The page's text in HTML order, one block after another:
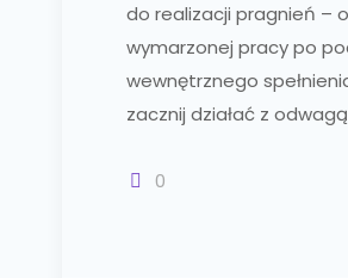
do realizacji pragnień –
wymarzonej pracy po
wewnętrznego
zacznij działać z
0